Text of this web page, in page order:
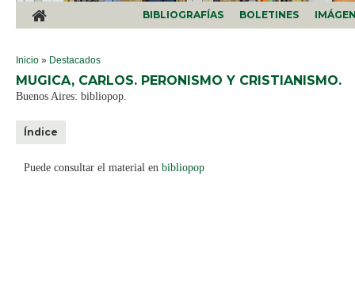
BIBLIOGRAFÍAS BOLETINES
SE ENCUENTRA USTED AQUÍ
Inicio » Destacados
MUGICA, CARLOS. PERONISMO Y CRISTIANISMO.
Buenos Aires: bibliopop.
Índice
Puede consultar el material en bibliopop